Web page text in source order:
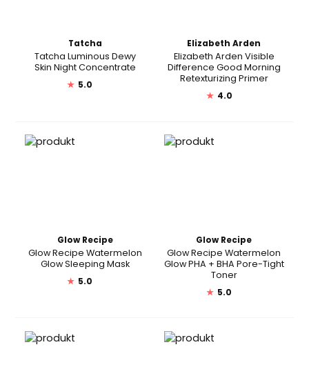
Tatcha
Tatcha Luminous Dewy
Skin Night Concentrate
★ 5.0
Elizabeth Arden
Elizabeth Arden Visible
Difference Good Morning
Retexturizing Primer
★ 4.0
Glow Recipe
Glow Recipe Watermelon
Glow Sleeping Mask
★ 5.0
Glow Recipe
Glow Recipe Watermelon
Glow PHA + BHA Pore-Tight
Toner
★ 5.0